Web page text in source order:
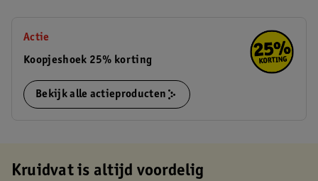
Actie
Koopjeshoek 25% korting
Bekijk alle actieproducten
Kruidvat is altijd voordelig